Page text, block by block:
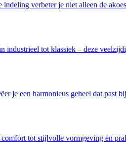
verbeter je niet alleen de
tot klassiek – deze
je een harmonieus geheel dat past
tot stijlvolle vormgeving en